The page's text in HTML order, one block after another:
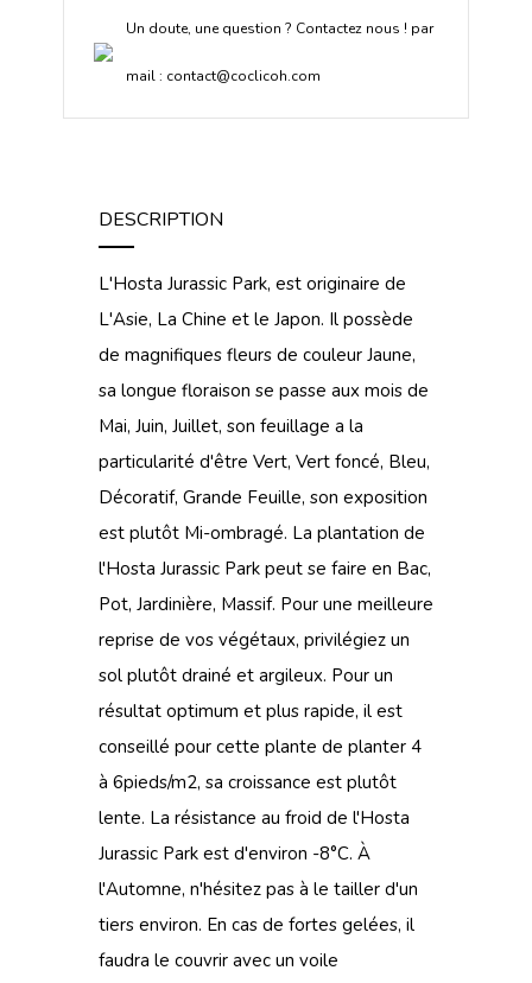
Un doute, une question ? Contactez nous ! par
mail : contact@coclicoh.com
DESCRIPTION
L'Hosta Jurassic Park, est originaire de
L'Asie, La Chine et le Japon. Il possède
de magnifiques fleurs de couleur Jaune,
sa longue floraison se passe aux mois de
Mai, Juin, Juillet, son feuillage a la
particularité d'être Vert, Vert foncé, Bleu,
Décoratif, Grande Feuille, son exposition
est plutôt Mi-ombragé. La plantation de
l'Hosta Jurassic Park peut se faire en Bac,
Pot, Jardinière, Massif. Pour une meilleure
reprise de vos végétaux, privilégiez un
sol plutôt drainé et argileux. Pour un
résultat optimum et plus rapide, il est
conseillé pour cette plante de planter 4
à 6pieds/m2, sa croissance est plutôt
lente. La résistance au froid de l'Hosta
Jurassic Park est d'environ -8°C. À
l'Automne, n'hésitez pas à le tailler d'un
tiers environ. En cas de fortes gelées, il
faudra le couvrir avec un voile